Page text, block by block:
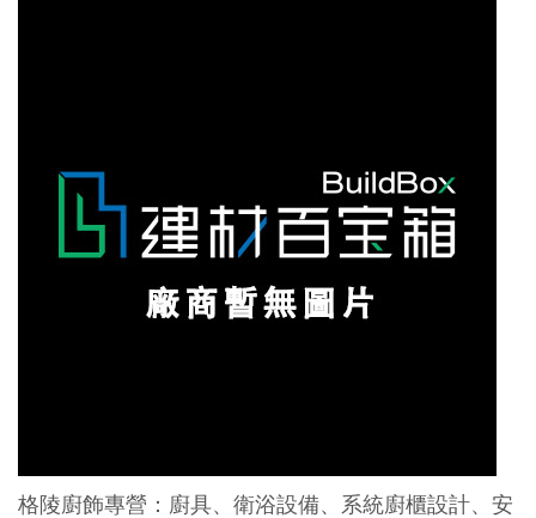
格陵廚飾專營：廚具、衛浴設備、系統廚櫃設計、安